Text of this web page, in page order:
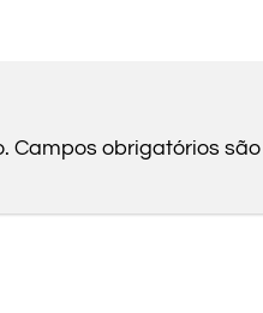
Campos obrigatórios